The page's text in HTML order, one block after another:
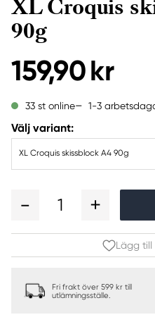
XL Croquis
90g
159,90 kr
33 st online 1-3
Välj variant:
XL Croquis skissblock A4 90g
1
Lägg till
Fri frakt över 599 kr till
utlämningsställe.